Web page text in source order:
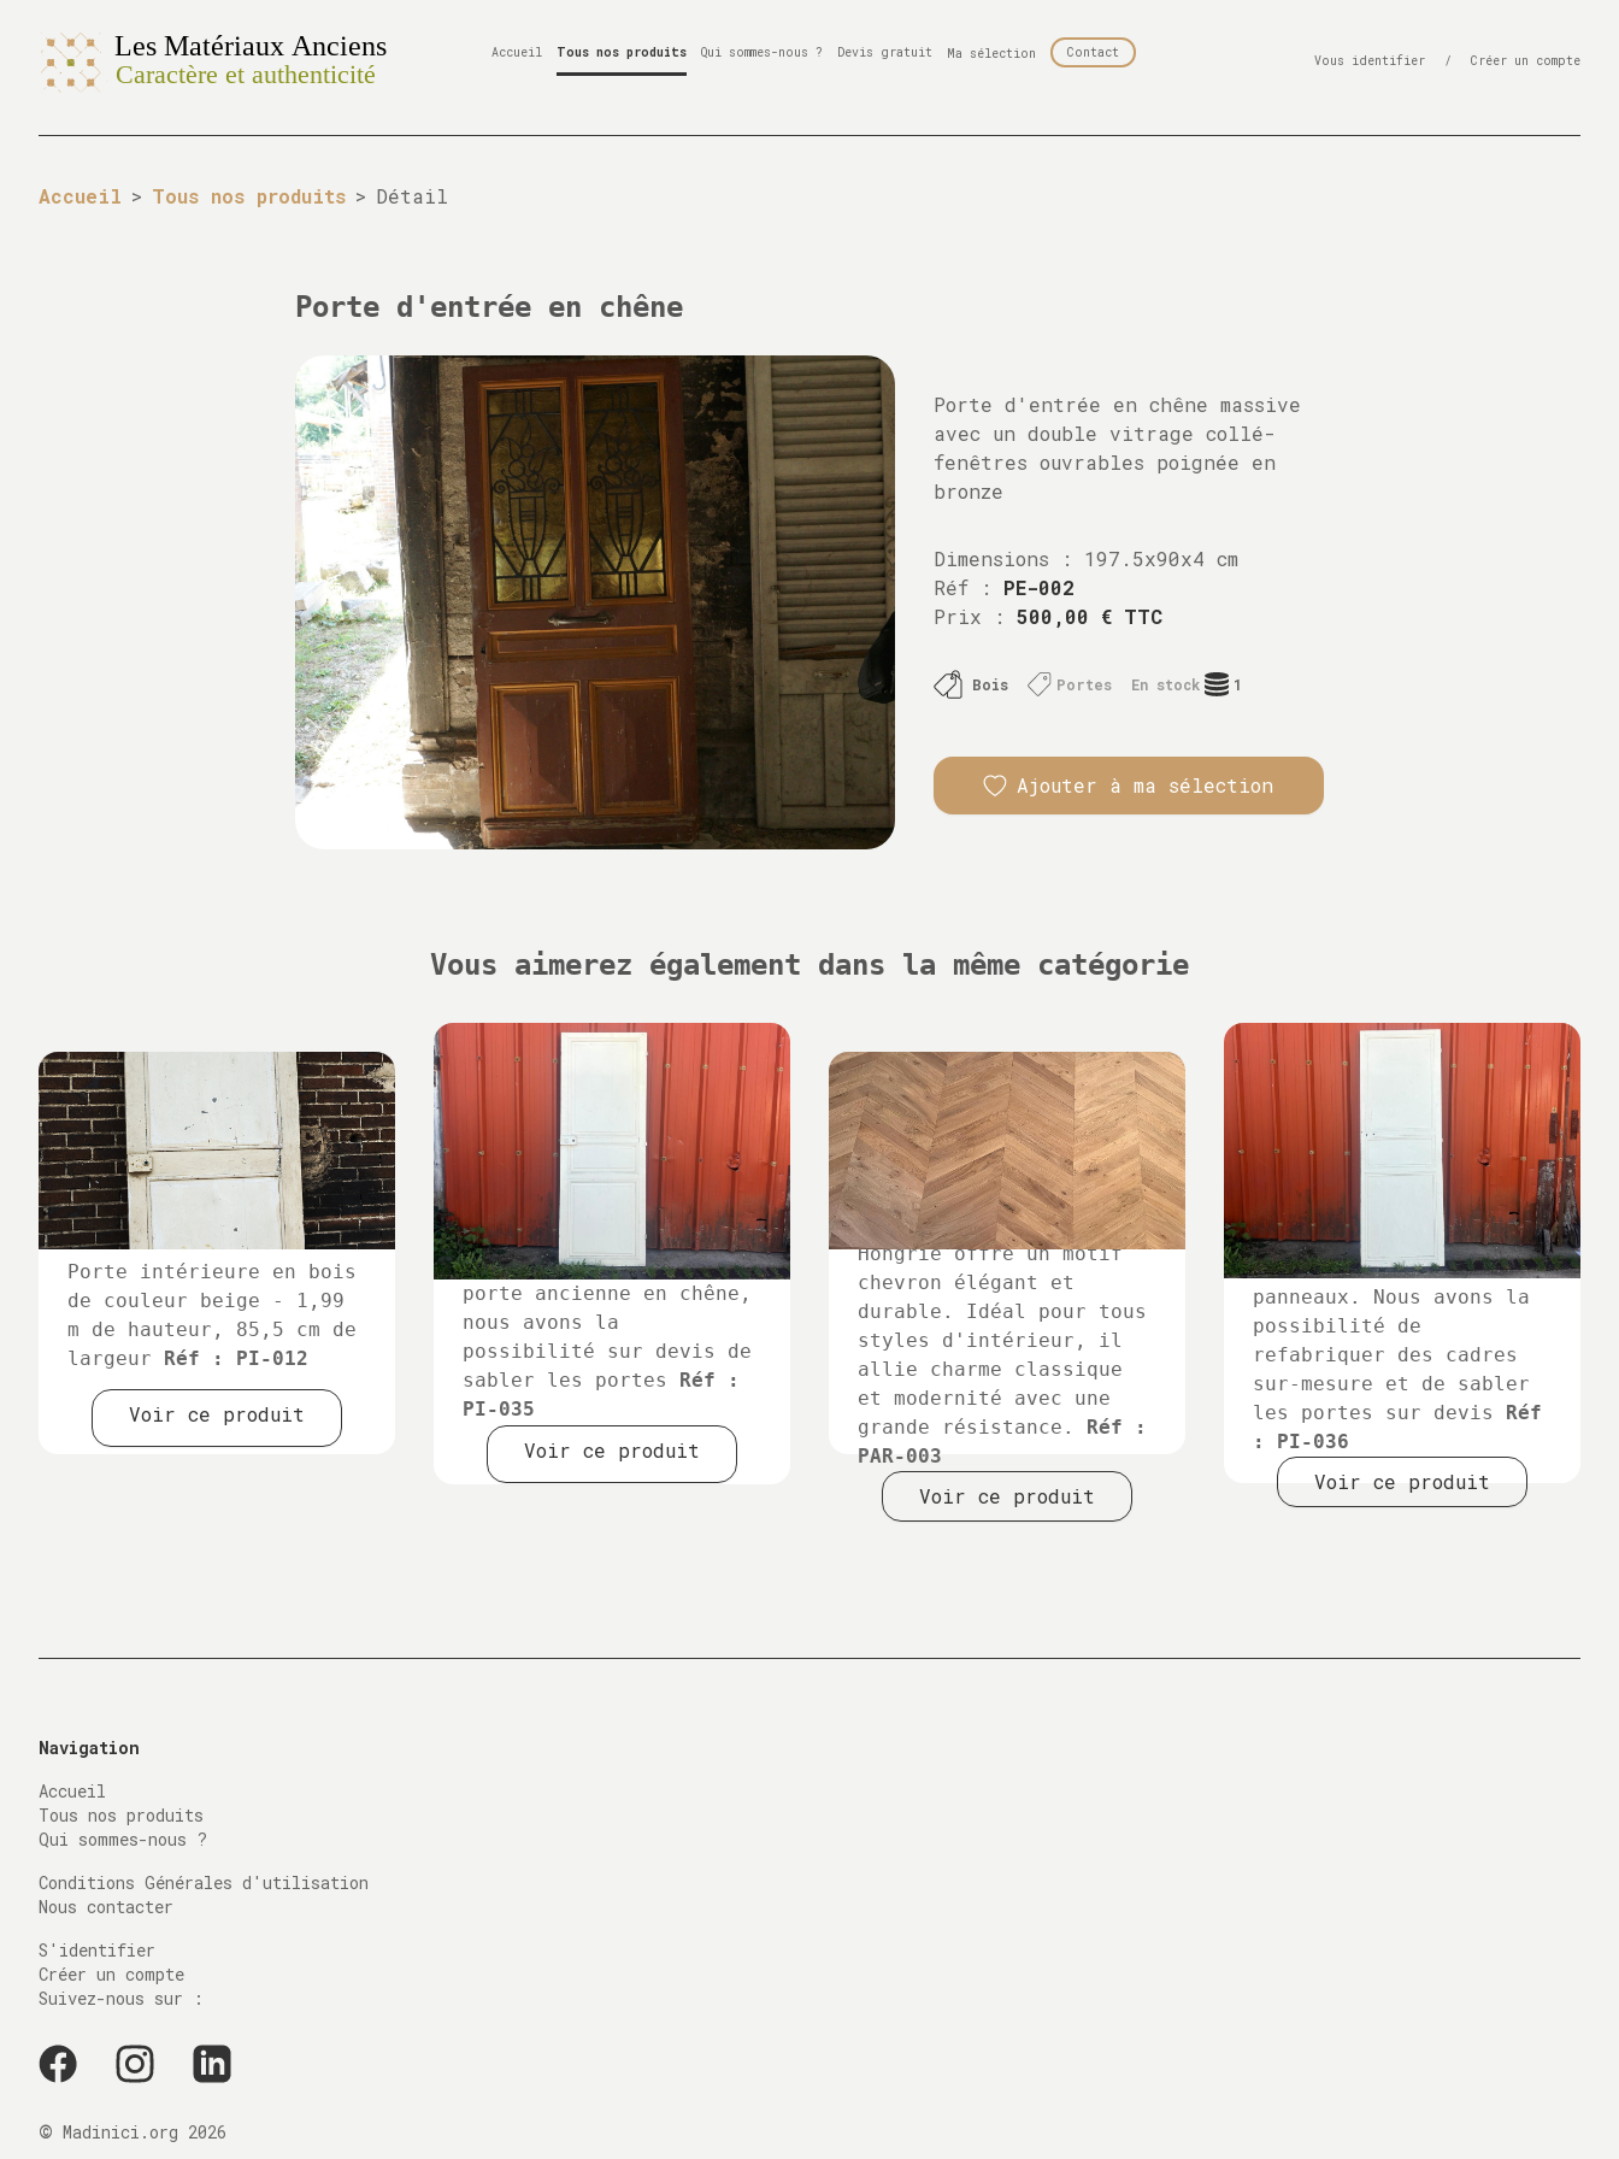
Accueil Tous nos produits Qui sommes-nous ? Devis gratuit Ma sélection Contact Vous identifier / Créer un compte
Accueil > Tous nos produits > Détail
Porte d'entrée en chêne
Porte d'entrée en chêne massive
avec un double vitrage collé-
fenêtres ouvrables poignée en
bronze
Dimensions :
197.5x90x4 cm
Réf : PE-002
Prix :500,00 € TTC
Bois Portes En stock 1
Ajouter à ma sélection
Vous aimerez également dans la même catégorie
Porte intérieure en bois
de couleur beige - 1,99
m de hauteur, 85,5 cm de
largeur Réf : PI-012
Voir ce produit
porte ancienne en chêne,
nous avons la
possibilité sur devis de
sabler les portes Réf :
PI-035
Voir ce produit
Le parquet en chêne
massif en pointe de
Hongrie offre un motif
chevron élégant et
durable. Idéal pour tous
styles d'intérieur, il
allie charme classique
et modernité avec une
grande résistance. Réf :
PAR-003
Voir ce produit
Porte intérieure à
panneaux. Nous avons la
possibilité de
refabriquer des cadres
sur-mesure et de sabler
les portes sur devis
Réf
: PI-036
Voir ce produit
Navigation
Accueil
Tous nos produits
Qui sommes-nous ?
Conditions Générales d'utilisation
Nous contacter
S'identifier
Créer un compte
Suivez-nous sur :
© Madinici.org 2026